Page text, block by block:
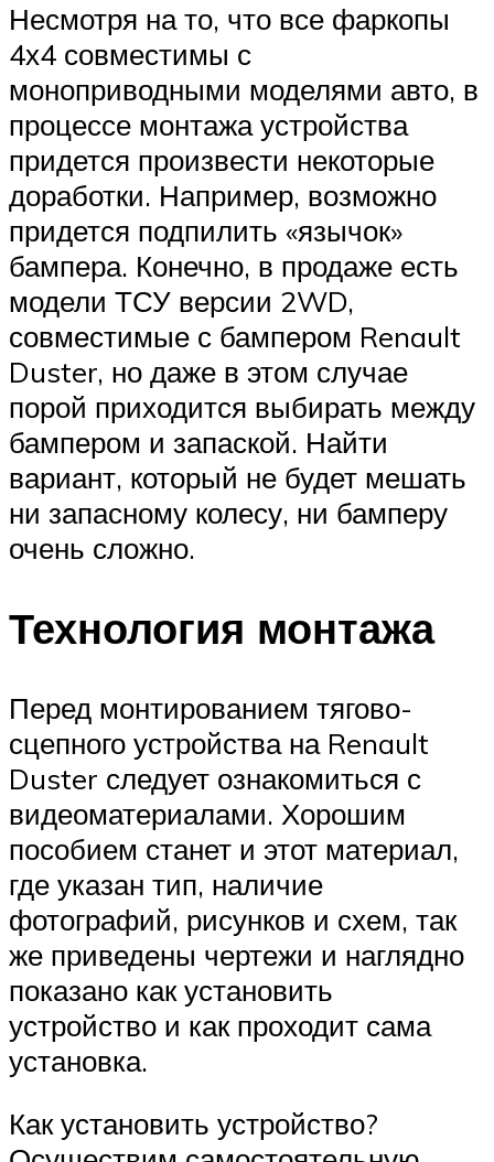
Несмотря на то, что все фаркопы
4х4 совместимы с
моноприводными моделями авто, в
процессе монтажа устройства
придется произвести некоторые
доработки. Например, возможно
придется подпилить «язычок»
бампера. Конечно, в продаже есть
модели ТСУ версии 2WD,
совместимые с бампером Renault
Duster, но даже в этом случае
порой приходится выбирать между
бампером и запаской. Найти
вариант, который не будет мешать
ни запасному колесу, ни бамперу
очень сложно.
Технология монтажа
Перед монтированием тягово-
сцепного устройства на Renault
Duster следует ознакомиться с
видеоматериалами. Хорошим
пособием станет и этот материал,
где указан тип, наличие
фотографий, рисунков и схем, так
же приведены чертежи и наглядно
показано как установить
устройство и как проходит сама
установка.
Как установить устройство?